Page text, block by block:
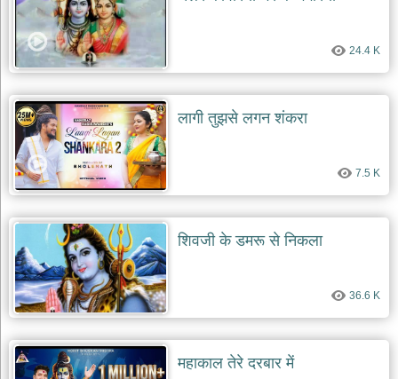
24.4 K
लागी तुझसे लगन शंकरा
7.5 K
शिवजी के डमरू से निकला
36.6 K
महाकाल तेरे दरबार में